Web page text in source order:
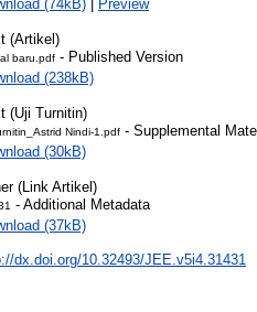
(74kB) | Preview
(Artikel)
baru.pdf - Published Version
(238kB)
(Uji Turnitin)
Nindi-1.pdf - Supplemental
(30kB)
(Link Artikel)
- Additional Metadata
(37kB)
dx.doi.org/10.32493/JEE.v5i4.31431